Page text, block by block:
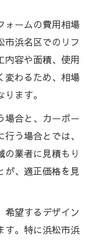
ォームの費用相場
市浜名区でのリフ
内容や面積、使用
変わるため、相場
ます。
場合と、カーポー
う場合とでは、
の業者に見積もり
が、適正価格を見
希望するデザイン
す。特に浜松市浜